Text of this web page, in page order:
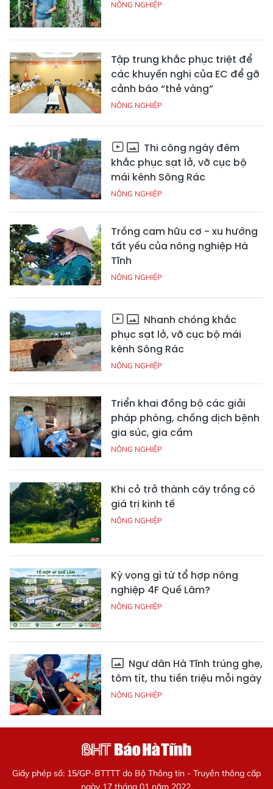
NÔNG NGHIỆP
Tập trung khắc phục triệt để
các khuyến nghị của EC để gỡ
cảnh báo “thẻ vàng”
NÔNG NGHIỆP
Thi công ngày đêm
khắc phục sạt lở, vỡ cục bộ
mái kênh Sông Rác
NÔNG NGHIỆP
Trồng cam hữu cơ - xu hướng
tất yếu của nông nghiệp Hà
Tĩnh
NÔNG NGHIỆP
Nhanh chóng khắc
phục sạt lở, vỡ cục bộ mái
kênh Sông Rác
NÔNG NGHIỆP
Triển khai đồng bộ các giải
pháp phòng, chống dịch bệnh
gia súc, gia cầm
NÔNG NGHIỆP
Khi cỏ trở thành cây trồng có
giá trị kinh tế
NÔNG NGHIỆP
Kỳ vọng gì từ tổ hợp nông
nghiệp 4F Quế Lâm?
NÔNG NGHIỆP
Ngư dân Hà Tĩnh trúng ghẹ,
tôm tít, thu tiền triệu mỗi ngày
NÔNG NGHIỆP
Giấy phép số: 15/GP-BTTTT do Bộ Thông tin - Truyền thông cấp